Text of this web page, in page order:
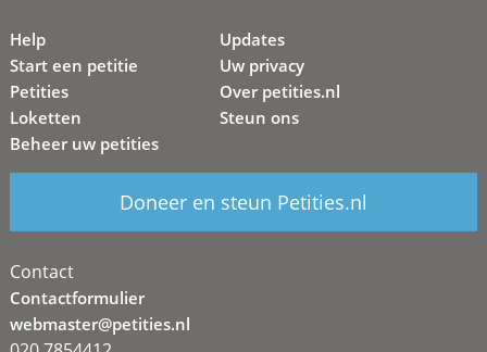
Help
Start een petitie
Petities
Loketten
Beheer uw petities
Updates
Uw privacy
Over petities.nl
Steun ons
Doneer en steun Petities.nl
Contact
Contactformulier
webmaster@petities.nl